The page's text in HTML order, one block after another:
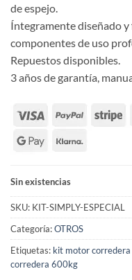
de espejo.
Íntegramente diseñado
componentes de uso
Repuestos disponibles.
3 años de garantía,
Sin existencias
SKU: KIT-SIMPLY-ESPECIAL
Categoría:OTROS
Etiquetas: kit motor
corredera 600kg